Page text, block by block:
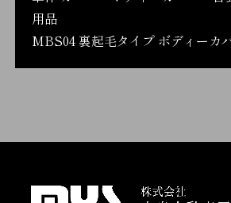
用品
MBS04 裏起毛タイプ ボディーカ